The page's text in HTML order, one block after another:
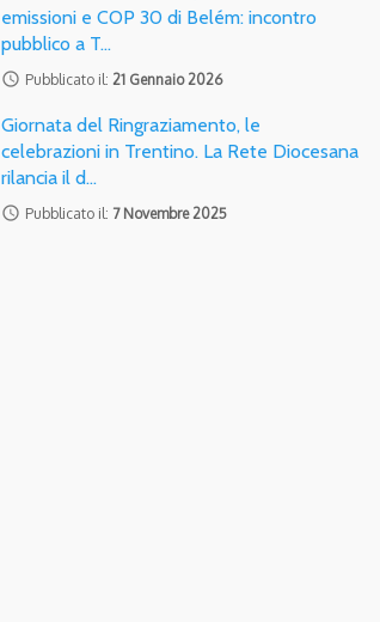
emissioni e COP 30 di Belém: incontro
pubblico a T…
access_time Pubblicato il: 21 Gennaio 2026
Giornata del Ringraziamento, le
celebrazioni in Trentino. La Rete Diocesana
rilancia il d…
access_time Pubblicato il: 7 Novembre 2025